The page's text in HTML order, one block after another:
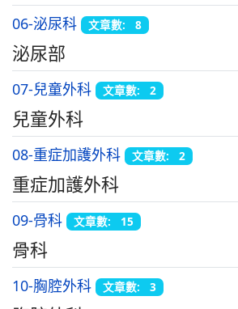
06-泌尿科 文章數: 8
泌尿部
07-兒童外科 文章數: 2
兒童外科
08-重症加護外科 文章數: 2
重症加護外科
09-骨科 文章數: 15
骨科
10-胸腔外科 文章數: 3